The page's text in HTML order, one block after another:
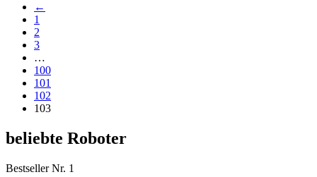
←
1
2
3
…
100
101
102
103
beliebte Roboter
Bestseller Nr. 1